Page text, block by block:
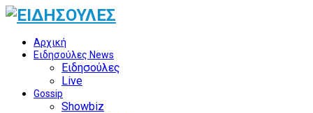
Αρχική
Ειδησούλες News
Ειδησούλες
Live
Gossip
Showbiz